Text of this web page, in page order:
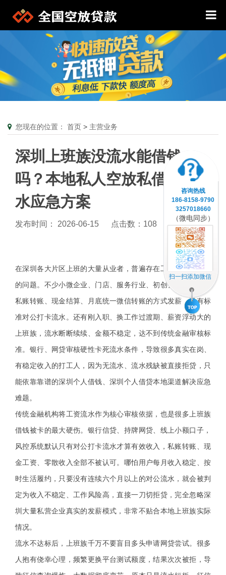
您现在的位置： 首页 > 主营业务
深圳上班族没流水能借钱
吗？本地私人空放私借无流
水应急方案
发布时间： 2026-06-15 点击数： 108
在深圳各大片区上班的大量从业者，普遍存在工资流水不完善
的问题。不少小微企业、门店、服务行业、初创公司，均采用
私账转账、现金结算、月底统一微信转账的方式发薪，没有标
准对公打卡流水。还有刚入职、换工作过渡期、薪资浮动大的
上班族，流水断断续续、金额不稳定，达不到传统金融审核标
准。银行、网贷审核硬性卡死流水条件，导致很多真实在岗、
有稳定收入的打工人，因为无流水、流水残缺被直接拒贷，只
能依靠靠谱的深圳个人借钱、深圳个人借贷本地渠道解决应急
难题。
传统金融机构将工资流水作为核心审核依据，也是很多上班族
借钱被卡的最大硬伤。银行信贷、持牌网贷、线上小额口子，
风控系统默认只有对公打卡流水才算有效收入，私账转账、现
金工资、零散收入全部不被认可。哪怕用户每月收入稳定、按
时生活履约，只要没有连续六个月以上的对公流水，就会被判
定为收入不稳定、工作风险高，直接一刀切拒贷，完全忽略深
圳大量私营企业真实的发薪模式，非常不贴合本地上班族实际
情况。
流水不达标后，上班族千万不要盲目多头申请网贷尝试。很多
人抱有侥幸心理，频繁更换平台测试额度，结果次次被拒，导
咨询热线
186-8158-9790
3257018660
（微电同步）
扫一扫添加微信